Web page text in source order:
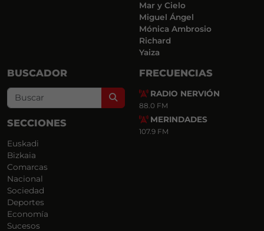
Mar y Cielo
Miguel Ángel
Mónica Ambrosio
Richard
Yaiza
BUSCADOR
Search
SECCIONES
Euskadi
Bizkaia
Comarcas
Nacional
Sociedad
Deportes
Economía
Sucesos
FRECUENCIAS
RADIO NERVIÓN
88.0 FM
MERINDADES
107.9 FM